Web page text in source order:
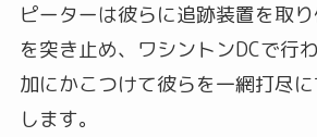
ピーターは彼らに追跡装置を取
を突き止め、ワシントンDCで行
加にかこつけて彼らを一網打尽
します。